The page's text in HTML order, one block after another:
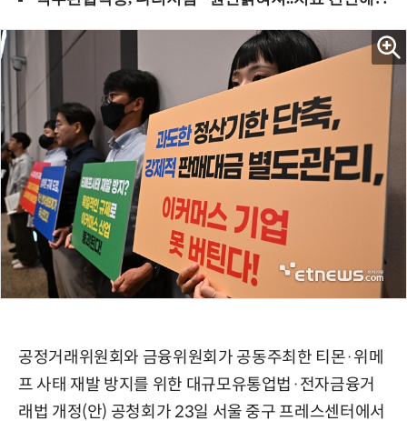
공정거래위원회와 금융위원회가 공동주최한 티몬·위메
프 사태 재발 방지를 위한 대규모유통업법·전자금융거
래법 개정(안) 공청회가 23일 서울 중구 프레스센터에서